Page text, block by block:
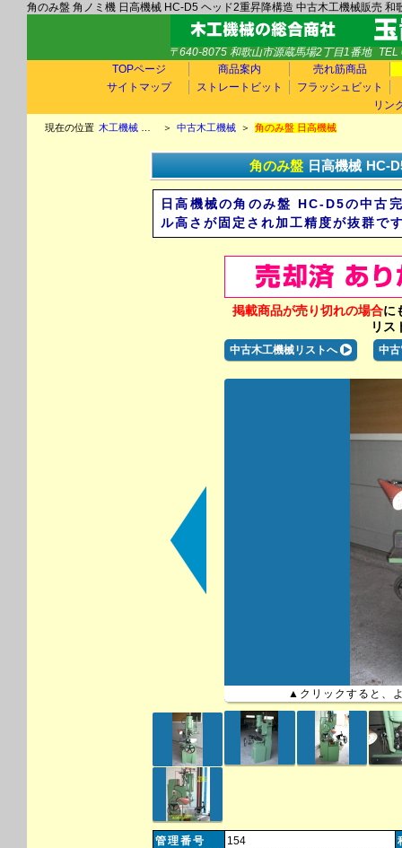
角のみ盤 角ノミ機 日高機械 HC-D5 ヘッド2重昇降構造 中古木工機械販売 和
〒640-8075 和歌山市源蔵馬場2丁目1番地
TEL
TOPページ
商品案内
売れ筋商品
サイトマップ
ストレートビット
フラッシュビット
リン
現在の位置 ＞ 中古木工機械 ＞ 角のみ盤 日高機械
角のみ盤 日高機械 HC-
日高機械の角のみ盤 HC-D5の中古
ル高さが固定され加工精度が抜群で
掲載商品が売り切れの場合に
リス
中古木工機械リストへ 中
▲クリックすると、
管理番号
154